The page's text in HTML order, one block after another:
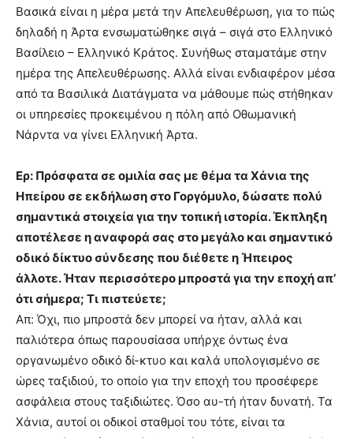
Βασικά είναι η μέρα μετά την Απελευθέρωση, για το πώς
δηλαδή η Άρτα ενσωματώθηκε σιγά – σιγά στο Ελληνικό
Βασίλειο – Ελληνικό Κράτος. Συνήθως σταματάμε στην
ημέρα της Απελευθέρωσης. Αλλά είναι ενδιαφέρον μέσα
από τα Βασιλικά Διατάγματα να μάθουμε πώς στήθηκαν
οι υπηρεσίες προκειμένου η πόλη από Οθωμανική
Νάρντα να γίνει Ελληνική Άρτα.
Ερ: Πρόσφατα σε ομιλία σας με θέμα τα Χάνια της
Ηπείρου σε εκδήλωση στο Γοργόμυλο, δώσατε πολύ
σημαντικά στοιχεία για την τοπική ιστορία. Έκπληξη
αποτέλεσε η αναφορά σας στο μεγάλο και σημαντικό
οδικό δίκτυο σύνδεσης που διέθετε η Ήπειρος
άλλοτε. Ήταν περισσότερο μπροστά για την εποχή απ’
ότι σήμερα; Τι πιστεύετε;
Απ: Όχι, πιο μπροστά δεν μπορεί να ήταν, αλλά και
παλιότερα όπως παρουσίασα υπήρχε όντως ένα
οργανωμένο οδικό δί-κτυο και καλά υπολογισμένο σε
ώρες ταξιδιού, το οποίο για την εποχή του προσέφερε
ασφάλεια στους ταξιδιώτες. Όσο αυ-τή ήταν δυνατή. Τα
Χάνια, αυτοί οι οδικοί σταθμοί του τότε, είναι τα